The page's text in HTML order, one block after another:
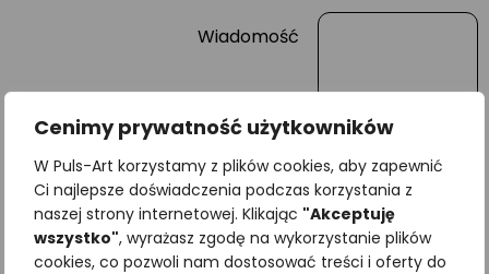
Cenimy prywatność użytkowników
W Puls-Art korzystamy z plików cookies, aby zapewnić
Ci najlepsze doświadczenia podczas korzystania z
naszej strony internetowej. Klikając "Akceptuję
wszystko", wyrażasz zgodę na wykorzystanie plików
cookies, co pozwoli nam dostosować treści i oferty do
Wiadomość